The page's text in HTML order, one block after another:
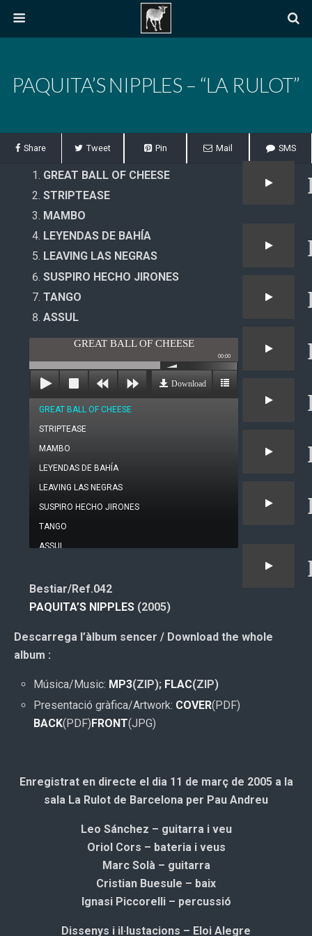
PAQUITA’S NIPPLES – “LA RULOT”
Share Tweet Pin Mail SMS
GREAT BALL OF CHEESE
STRIPTEASE
MAMBO
LEYENDAS DE BAHÍA
LEAVING LAS NEGRAS
SUSPIRO HECHO JIRONES
TANGO
ASSUL
GREAT BALL OF CHEESE
00:00
Download
GREAT BALL OF CHEESE
STRIPTEASE
MAMBO
LEYENDAS DE BAHÍA
LEAVING LAS NEGRAS
SUSPIRO HECHO JIRONES
TANGO
ASSUL
Bestiar/Ref.042
PAQUITA’S NIPPLES (2005)
Descarrega l’àlbum sencer / Download the whole
album :
Música/Music: MP3(ZIP); FLAC(ZIP)
Presentació gràfica/Artwork: COVER(PDF)
BACK(PDF) FRONT(JPG)
Enregistrat en directe el dia 11 de març de 2005 a la
sala La Rulot de Barcelona per Pau Andreu
Leo Sánchez – guitarra i veu
Oriol Cors – bateria i veus
Marc Solà – guitarra
Cristian Buesule – baix
Ignasi Piccorelli – percussió
Dissenys i il·lustacions – Eloi Alegre